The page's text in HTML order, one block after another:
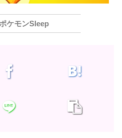
ポケモンSleep